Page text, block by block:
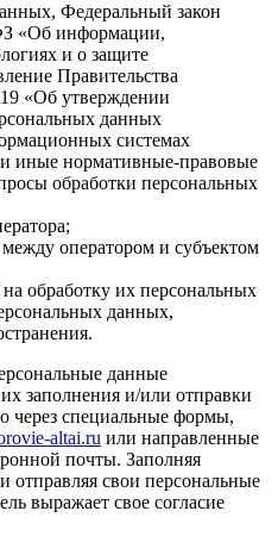
Федеральный закон
«Об информации,
и о защите
Правительства
«Об утверждении
данных
системах
иные нормативные-правовые
обработки персональных
оператором и субъектом
на обработку их персональных
данных,
данные
заполнения и/или отправки
через специальные формы,
altai.ru или направленные
почты. Заполняя
свои персональные
выражает свое согласие